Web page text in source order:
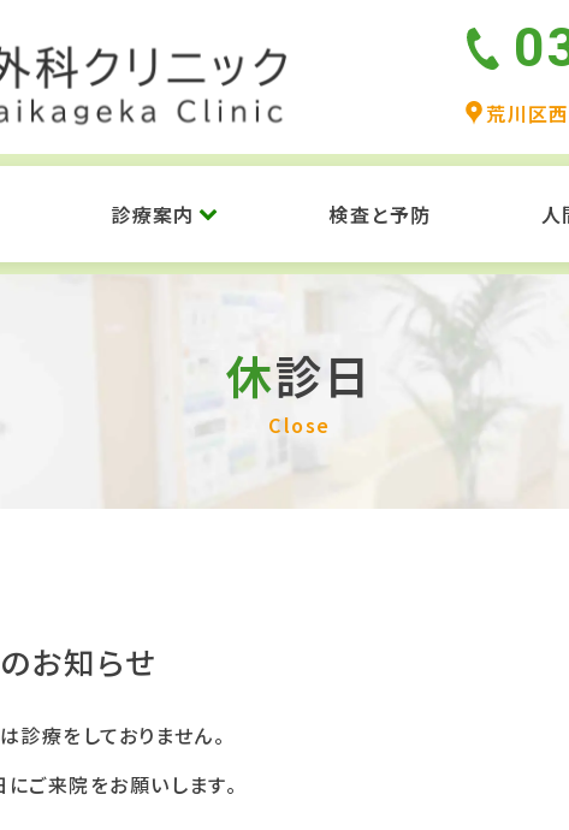
荒川区
診療案内 検査と予防 人
休診日
Close
お知らせ
診療をしておりません。
ご来院をお願いします。